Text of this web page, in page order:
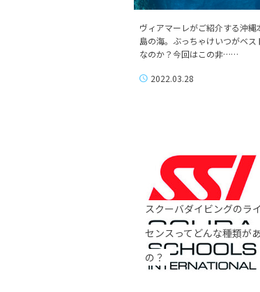
ヴィアマーレがご紹介する沖縄
島の海。ぶっちゃけいつがベス
なのか？今回はこの非……
2022.03.28
スクーバダイビングのライ
センスってどんな種類が
の？